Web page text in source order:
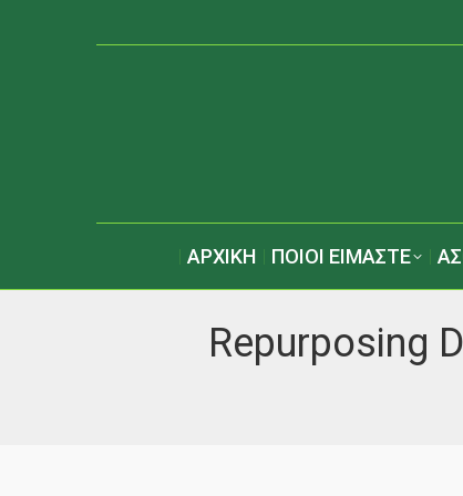
ΑΡΧΙΚΗ ΠΟΙΟΙ ΕΙΜΑΣΤΕ
Repurposing